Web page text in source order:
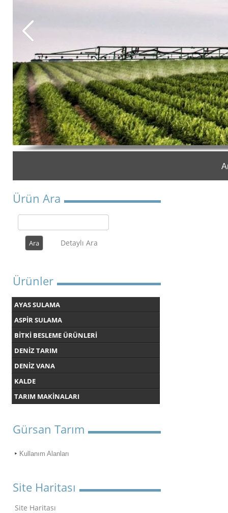
Ürün Ara
Detaylı Ara
Ürünler
AYAS SULAMA
ASPİR SULAMA
BİTKİ BESLEME ÜRÜNLERİ
DENİZ TARIM
DENİZ VANA
KALDE
TARIM MAKİNALARI
Gürsan Tarım
Kullanım Alanları
Site Haritası
Site Haritası